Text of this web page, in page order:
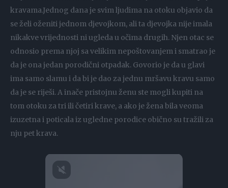
kravama.Jednog dana je svim ljudima na otoku objavio da
se želi oženiti jednom djevojkom, ali ta djevojka nije imala
nikakve vrijednosti ni ugleda u očima drugih. Njen otac se
odnosio prema njoj sa velikim nepoštovanjem i smatrao je
da je ona jedan porodični otpadak. Govorio je da u glavi
ima samo slamu i da bi je dao za jednu mršavu kravu samo
da je se riješi. A inače pristojnu ženu ste mogli kupiti na
tom otoku za tri ili četiri krave, a ako je žena bila veoma
izuzetna i poticala iz ugledne porodice obično su tražili za
nju pet krava.